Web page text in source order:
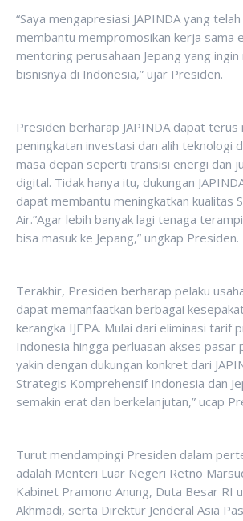
“Saya mengapresiasi JAPINDA yang
membantu mempromosikan kerja sama
mentoring perusahaan Jepang yang
bisnisnya di Indonesia,” ujar Presiden.
Presiden berharap JAPINDA dapat terus
peningkatan investasi dan alih teknologi
masa depan seperti transisi energi dan
digital. Tidak hanya itu, dukungan
dapat membantu meningkatkan kualitas
Air.”Agar lebih banyak lagi tenaga
bisa masuk ke Jepang,” ungkap Presiden.
Terakhir, Presiden berharap pelaku
dapat memanfaatkan berbagai
kerangka IJEPA. Mulai dari eliminasi tarif
Indonesia hingga perluasan akses pasar
yakin dengan dukungan konkret dari
Strategis Komprehensif Indonesia dan
semakin erat dan berkelanjutan,” ucap
Turut mendampingi Presiden dalam
adalah Menteri Luar Negeri Retno
Kabinet Pramono Anung, Duta Besar RI
Akhmadi, serta Direktur Jenderal Asia